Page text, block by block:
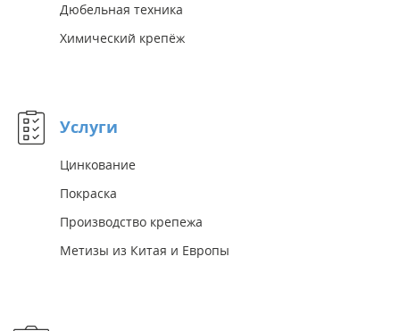
Дюбельная техника
Химический крепёж
Услуги
Цинкование
Покраска
Производство крепежа
Метизы из Китая и Европы